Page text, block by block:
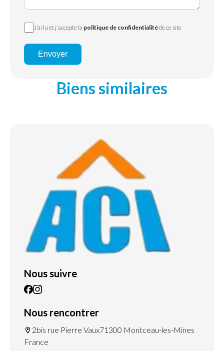
J’ai lu et j'accepte la politique de confidentialitéde ce site
Envoyer
Biens similaires
Nous suivre
Nous rencontrer
2bis rue Pierre Vaux71300 Montceau-les-Mines
France